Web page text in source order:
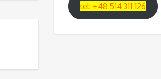
tel: +48 514 311 126